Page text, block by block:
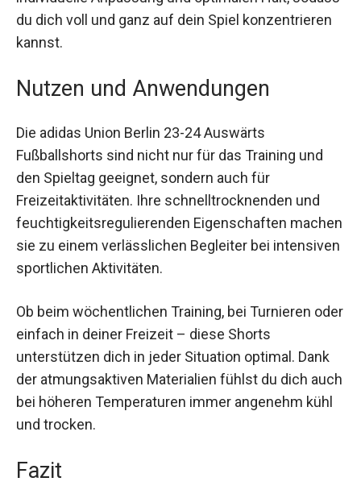
sodass du dich voll und ganz auf dein Spiel
konzentrieren kannst.
Nutzen und Anwendungen
Die adidas Union Berlin 23-24 Auswärts
Fußballshorts sind nicht nur für das Training und
den Spieltag geeignet, sondern auch für
Freizeitaktivitäten. Ihre schnelltrocknenden und
feuchtigkeitsregulierenden Eigenschaften
machen sie zu einem verlässlichen Begleiter bei
intensiven sportlichen Aktivitäten.
Ob beim wöchentlichen Training, bei Turnieren
oder einfach in deiner Freizeit – diese Shorts
unterstützen dich in jeder Situation optimal. Dank
der atmungsaktiven Materialien fühlst du dich
auch bei höheren Temperaturen immer
angenehm kühl und trocken.
Fazit